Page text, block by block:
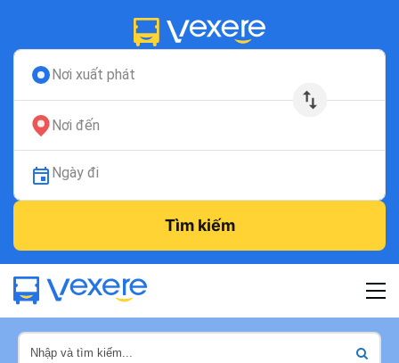
Nơi xuất phát
Nơi đến
Ngày đi
Tìm kiếm